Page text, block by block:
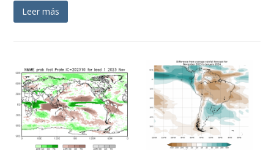
Leer más